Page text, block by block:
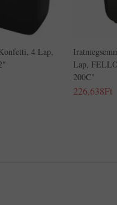
4 Lap,
Lap,
200C"
226,638Ft